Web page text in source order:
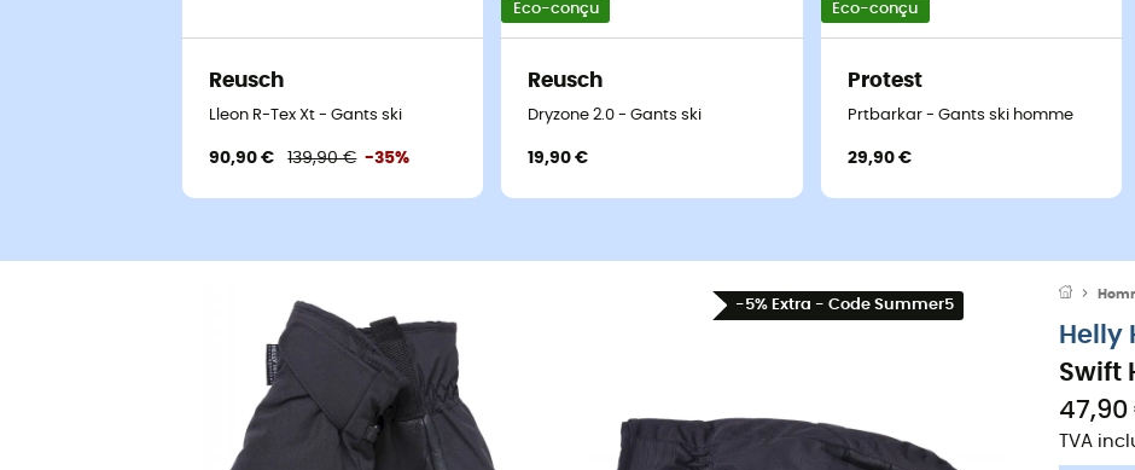
Reusch
Lleon R-Tex Xt - Gants ski
90,90 € 139,90 € -35%
Eco-conçu
Reusch
Dryzone 2.0 - Gants ski
19,90 €
Eco-conçu
Protest
Prtbarkar - Gants ski homme
29,90 €
-5% Extra - Code Summer5
Helly
Swift
47,90
TVA